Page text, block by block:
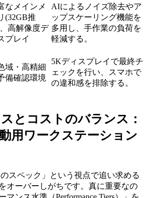
なメインメ
(32GB推
高解像度デ
プレイ
AIによるノイズ除去やア
ップスケーリング機能を
多用し、手作業の負荷を
軽減する。
域・高精細
備確認環境
5Kディスプレイで最終チ
ェックを行い、スマホで
の違和感を排除する。
とコストのバランス：
用ワークステーション
スペック」という視点で追い求める
オーバーしがちです。真に重要なの